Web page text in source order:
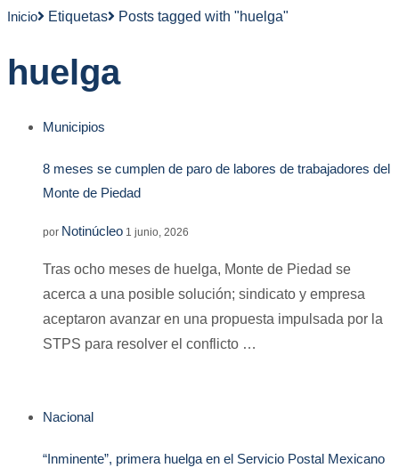
Inicio Etiquetas Posts tagged with "huelga"
huelga
Municipios
8 meses se cumplen de paro de labores de trabajadores del
Monte de Piedad
por Notinúcleo 1 junio, 2026
Tras ocho meses de huelga, Monte de Piedad se
acerca a una posible solución; sindicato y empresa
aceptaron avanzar en una propuesta impulsada por la
STPS para resolver el conflicto …
Nacional
“Inminente”, primera huelga en el Servicio Postal Mexicano